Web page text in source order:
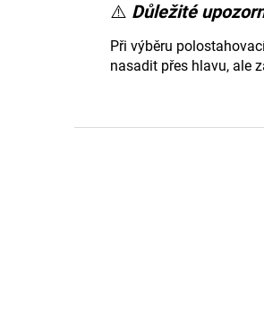
⚠️ Důležité
Při výběru
nasadit přes hlavu, ale